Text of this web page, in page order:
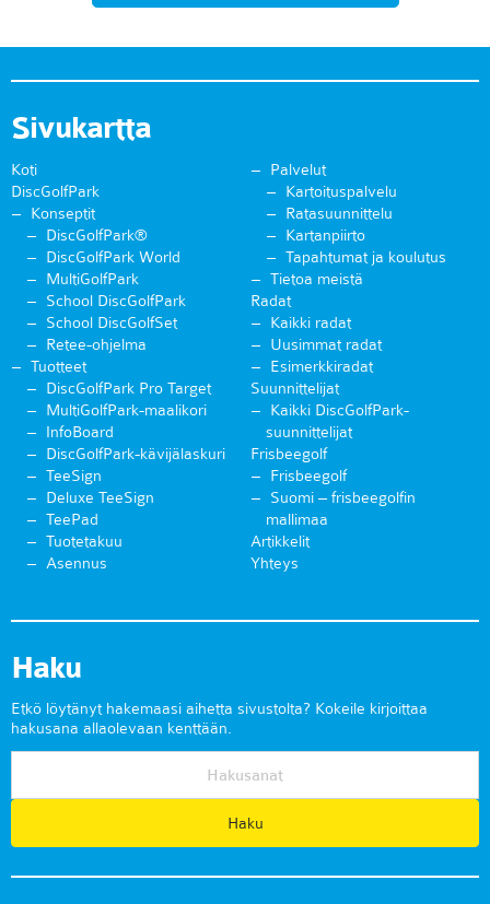
Sivukartta
Koti
DiscGolfPark
Konseptit
DiscGolfPark®
DiscGolfPark World
MultiGolfPark
School DiscGolfPark
School DiscGolfSet
Retee-ohjelma
Tuotteet
DiscGolfPark Pro Target
MultiGolfPark-maalikori
InfoBoard
DiscGolfPark-kävijälaskuri
TeeSign
Deluxe TeeSign
TeePad
Tuotetakuu
Asennus
Palvelut
Kartoituspalvelu
Ratasuunnittelu
Kartanpiirto
Tapahtumat ja koulutus
Tietoa meistä
Radat
Kaikki radat
Uusimmat radat
Esimerkkiradat
Suunnittelijat
Kaikki DiscGolfPark-
suunnittelijat
Frisbeegolf
Frisbeegolf
Suomi – frisbeegolfin
mallimaa
Artikkelit
Yhteys
Haku
Etkö löytänyt hakemaasi aihetta sivustolta? Kokeile kirjoittaa
hakusana allaolevaan kenttään.